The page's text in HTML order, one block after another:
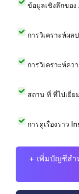
ข้อมูลเชิงลึกของ
การวิเคราะห์ผ
การวิเคราะห์คว
สถาน ที่ ที่ไปเยี่
การดูเรื่องราว
+ เพิ่มบัญชีสำ